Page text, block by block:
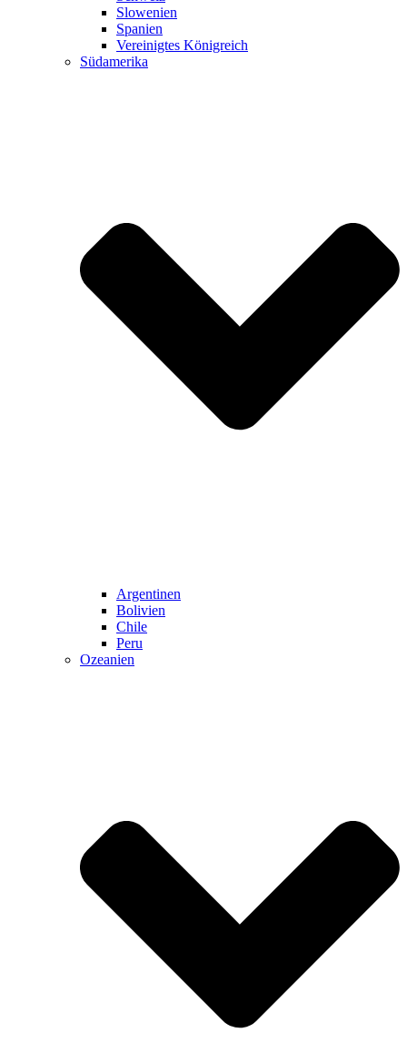
Slowenien
Spanien
Vereinigtes Königreich
Südamerika
Argentinen
Bolivien
Chile
Peru
Ozeanien